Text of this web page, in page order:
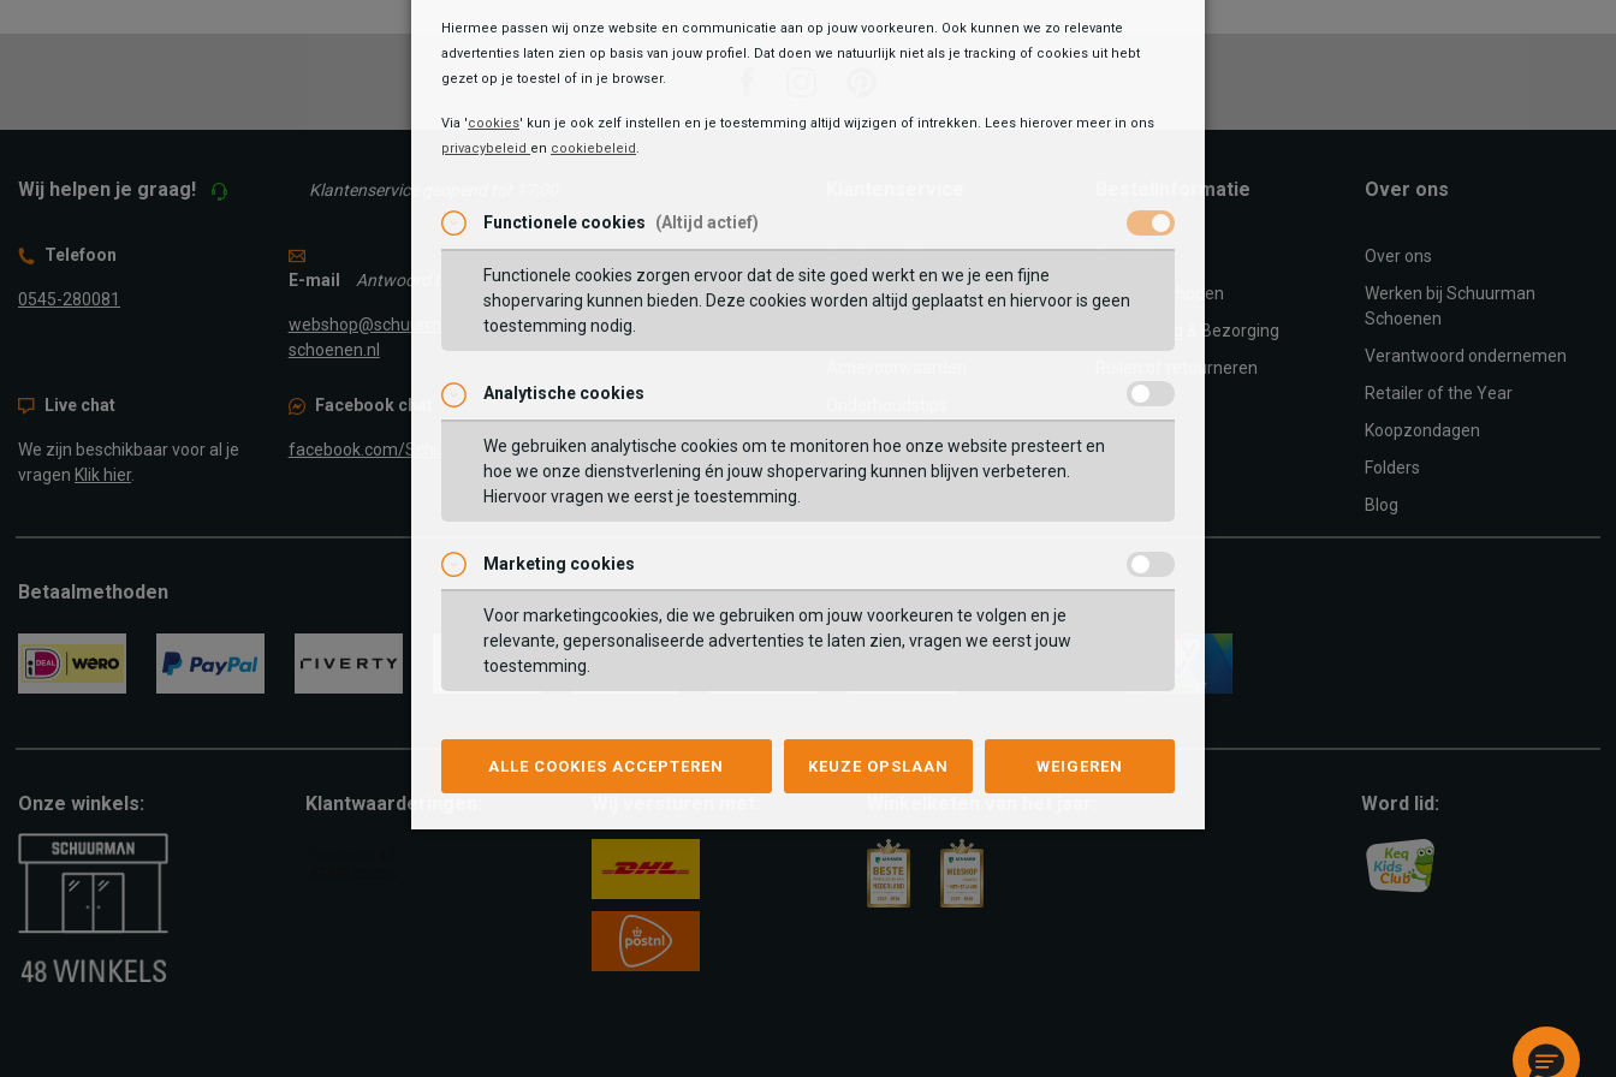
Wij helpen je graag! Klantenservice geopend tot 17:00
Telefoon
0545-280081
E-mail Antwoord binnen 24 uur
webshop@schuurman-
schoenen.nl
Facebook chat
facebook.com/SchuurmanSchoenen
Live chat
We zijn beschikbaar voor al je
vragen Klik hier.
Mijn Account
Maattabel
Contact
Bestelinformatie
Betaalmethoden
Verzending & Bezorging
Ruilen of retourneren
Over ons
Over ons
Werken bij Schuurman
Schoenen
Verantwoord ondernemen
Retailer of the Year
Koopzondagen
Folders
Blog
Betaalmethoden
Onze winkels: Klantwaarderingen: Word lid:
Hiermee passen wij onze website en communicatie aan op jouw voorkeuren. Ook kunnen we zo relevante
advertenties laten zien op basis van jouw profiel. Dat doen we natuurlijk niet als je tracking of cookies uit hebt
gezet op je toestel of in je browser.
Via 'cookies' kun je ook zelf instellen en je toestemming altijd wijzigen of intrekken. Lees hierover meer in ons
privacybeleid en cookiebeleid.
Functionele cookies (Altijd actief)
Functionele cookies zorgen ervoor dat de site goed werkt en we je een fijne
shopervaring kunnen bieden. Deze cookies worden altijd geplaatst en hiervoor is geen
toestemming nodig.
Analytische cookies
We gebruiken analytische cookies om te monitoren hoe onze website presteert en
hoe we onze dienstverlening én jouw shopervaring kunnen blijven verbeteren.
Hiervoor vragen we eerst je toestemming.
Marketing cookies
Voor marketingcookies, die we gebruiken om jouw voorkeuren te volgen en je
relevante, gepersonaliseerde advertenties te laten zien, vragen we eerst jouw
toestemming.
ALLE COOKIES ACCEPTEREN KEUZE OPSLAAN WEIGEREN